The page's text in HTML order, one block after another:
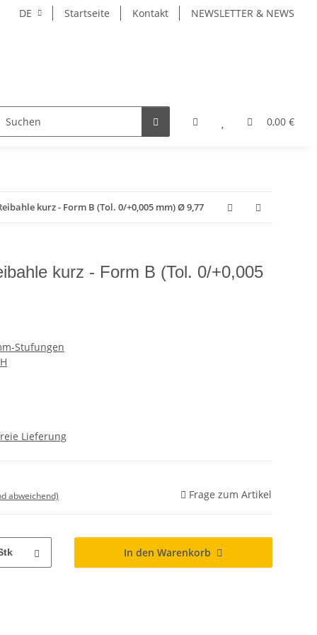
DE Startseite Kontakt NEWSLETTER & NEWS
0,00 €
WERKZEUGAUFNAHMEN
kurz - Form B (Tol. 0/+0,005 mm) Ø 9,77
kurz - Form B (Tol. 0/+0,005
Stufungen
Lieferung
abweichend) Frage zum Artikel
In den Warenkorb